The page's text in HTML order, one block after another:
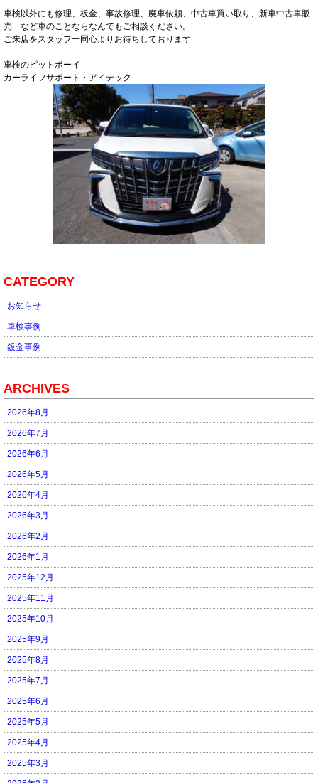
車検以外にも修理、板金、事故修理、廃車依頼、中古車買い取り、新車中古車販
売 など車のことならなんでもご相談ください。
ご来店をスタッフ一同心よりお待ちしております
車検のピットボーイ
カーライフサポート・アイテック
CATEGORY
お知らせ
車検事例
鈑金事例
ARCHIVES
2026年8月
2026年7月
2026年6月
2026年5月
2026年4月
2026年3月
2026年2月
2026年1月
2025年12月
2025年11月
2025年10月
2025年9月
2025年8月
2025年7月
2025年6月
2025年5月
2025年4月
2025年3月